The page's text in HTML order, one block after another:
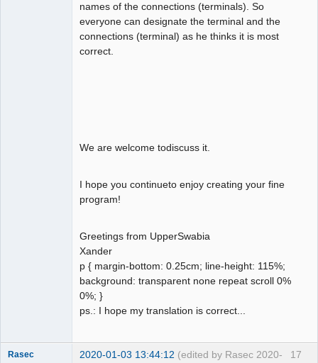
names of the connections (terminals). So
everyone can designate the terminal and the
connections (terminal) as he thinks it is most
correct.
We are welcome todiscuss it.
I hope you continueto enjoy creating your fine
program!
Greetings from UpperSwabia
Xander
p { margin-bottom: 0.25cm; line-height: 115%;
background: transparent none repeat scroll 0%
0%; }
ps.: I hope my translation is correct...
17
Rasec 2020-01-03 13:44:12 (edited by Rasec 2020-